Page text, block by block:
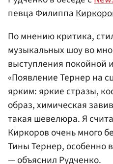
певца Филиппа
По мнению критика,
музыкальных шоу во
выступления покойной
«Появление Тернер на
ярким: яркие стразы,
образ, химическая
такая шевелюра. Я
Киркоров очень много
Тины Тернер, особенно
— объяснил Рудченко.